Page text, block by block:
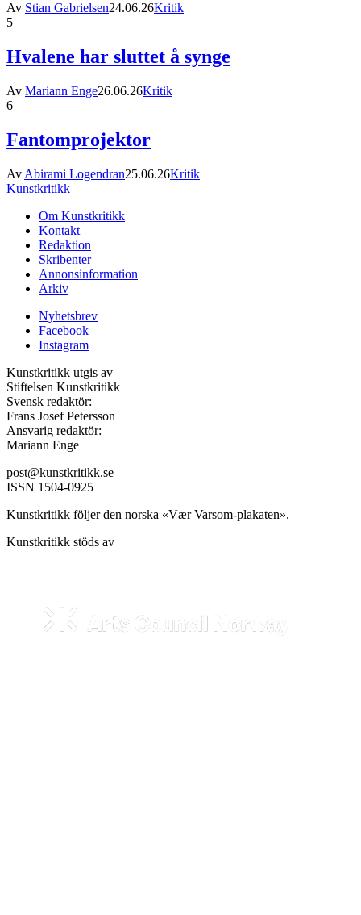
Av Stian Gabrielsen24.06.26Kritik
5
Hvalene har sluttet å synge
Av Mariann Enge26.06.26Kritik
6
Fantomprojektor
Av Abirami Logendran25.06.26Kritik
Kunstkritikk
Om Kunstkritikk
Kontakt
Redaktion
Skribenter
Annonsinformation
Arkiv
Nyhetsbrev
Facebook
Instagram
Kunstkritikk utgis av
Stiftelsen Kunstkritikk
Svensk redaktör:
Frans Josef Petersson
Ansvarig redaktör:
Mariann Enge
post@kunstkritikk.se
ISSN 1504-0925
Kunstkritikk följer den norska «Vær Varsom-plakaten».
Kunstkritikk stöds av